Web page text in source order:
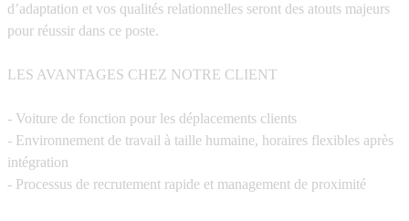
d’adaptation et vos qualités relationnelles seront des atouts majeurs
pour réussir dans ce poste.
LES AVANTAGES CHEZ NOTRE CLIENT
- Voiture de fonction pour les déplacements clients
- Environnement de travail à taille humaine, horaires flexibles après
intégration
- Processus de recrutement rapide et management de proximité